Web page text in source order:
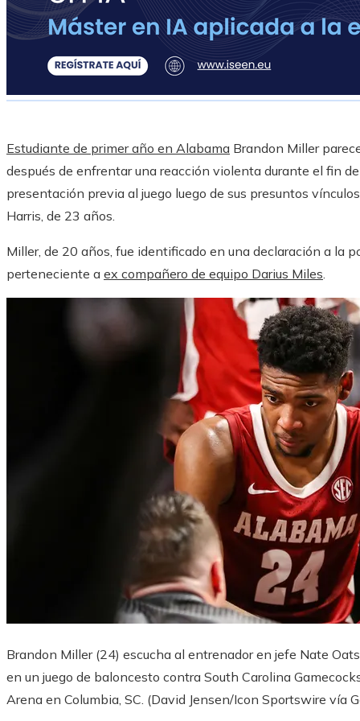
Estudiante de primer año en Alabama Brandon Miller
después de enfrentar una reacción violenta durante el fin
presentación previa al juego luego de sus presuntos
Harris, de 23 años.
Miller, de 20 años, fue identificado en una declaración a la
perteneciente a ex compañero de equipo Darius Miles.
Brandon Miller (24) escucha al entrenador en jefe Nate
en un juego de baloncesto contra South Carolina
Arena en Columbia, SC. (David Jensen/Icon Sportswire vía